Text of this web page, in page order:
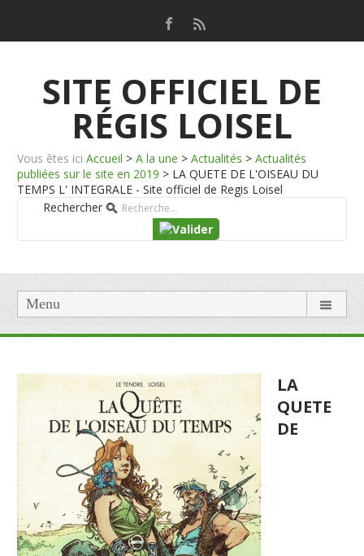
SITE OFFICIEL DE
RÉGIS LOISEL
Vous êtes ici Accueil > A la une > Actualités > Actualités
publiées sur le site en 2019 > LA QUETE DE L'OISEAU DU
TEMPS L' INTEGRALE - Site officiel de Regis Loisel
Rechercher
Menu
LA
QUETE
DE